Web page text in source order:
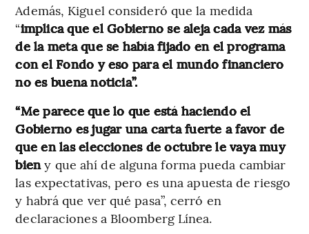
Además, Kiguel consideró que la medida
“implica que el Gobierno se aleja cada vez más
de la meta que se había fijado en el programa
con el Fondo y eso para el mundo financiero
no es buena noticia”.
“Me parece que lo que está haciendo el
Gobierno es jugar una carta fuerte a favor de
que en las elecciones de octubre le vaya muy
bieny que ahí de alguna forma pueda cambiar
las expectativas, pero es una apuesta de riesgo
y habrá que ver qué pasa”, cerró en
declaraciones a Bloomberg Línea.